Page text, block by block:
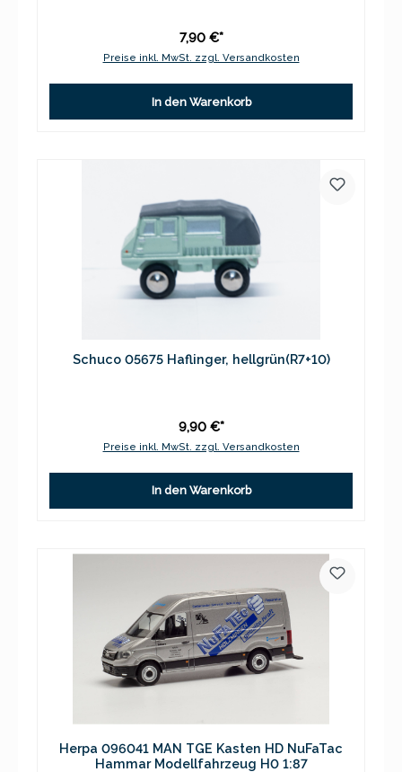
7,90 €*
Preise inkl. MwSt. zzgl. Versandkosten
In den Warenkorb
Schuco 05675 Haflinger, hellgrün(R7+10)
9,90 €*
Preise inkl. MwSt. zzgl. Versandkosten
In den Warenkorb
Herpa 096041 MAN TGE Kasten HD NuFaTac
Hammar Modellfahrzeug H0 1:87